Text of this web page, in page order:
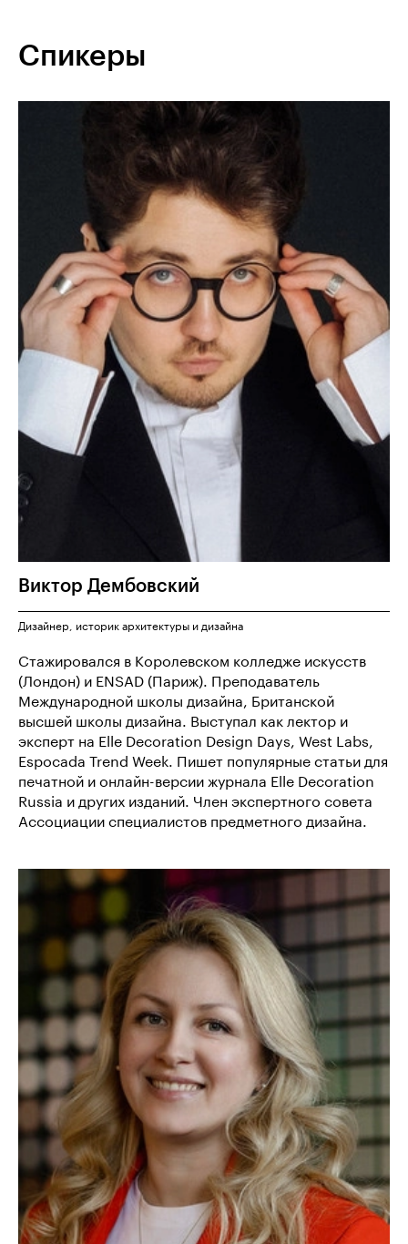
Спикеры
Виктор Дембовский
Дизайнер, историк архитектуры и дизайна
Стажировался в Королевском колледже искусств
(Лондон) и ENSAD (Париж). Преподаватель
Международной школы дизайна, Британской
высшей школы дизайна. Выступал как лектор и
эксперт на Elle Decoration Design Days, West Labs,
Espocada Trend Week. Пишет популярные статьи для
печатной и онлайн-версии журнала Elle Decoration
Russia и других изданий. Член экспертного совета
Ассоциации специалистов предметного дизайна.